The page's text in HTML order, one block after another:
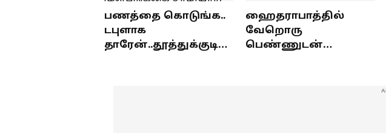
பணத்தை கொடுங்க..
டபுளாக
தாரேன்..தூத்துக்குடியி
ஹைதராபாத்தில்
வேறொரு
பெண்ணுடன்